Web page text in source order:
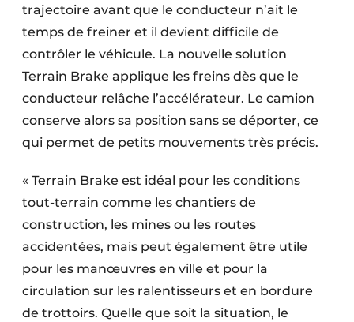
trajectoire avant que le conducteur n’ait le
temps de freiner et il devient difficile de
contrôler le véhicule. La nouvelle solution
Terrain Brake applique les freins dès que le
conducteur relâche l’accélérateur. Le camion
conserve alors sa position sans se déporter, ce
qui permet de petits mouvements très précis.
« Terrain Brake est idéal pour les conditions
tout-terrain comme les chantiers de
construction, les mines ou les routes
accidentées, mais peut également être utile
pour les manœuvres en ville et pour la
circulation sur les ralentisseurs et en bordure
de trottoirs. Quelle que soit la situation, le